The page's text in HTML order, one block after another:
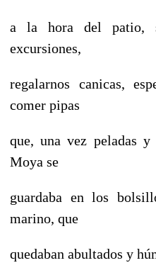
a la hora del patio,
excursiones,
regalarnos canicas,
comer pipas
que, una vez peladas
Moya se
guardaba en los
marino, que
quedaban abultados y